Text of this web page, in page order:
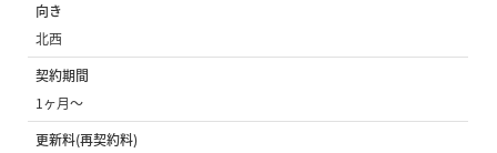
向き
北西
契約期間
1ヶ月〜
更新料(再契約料)